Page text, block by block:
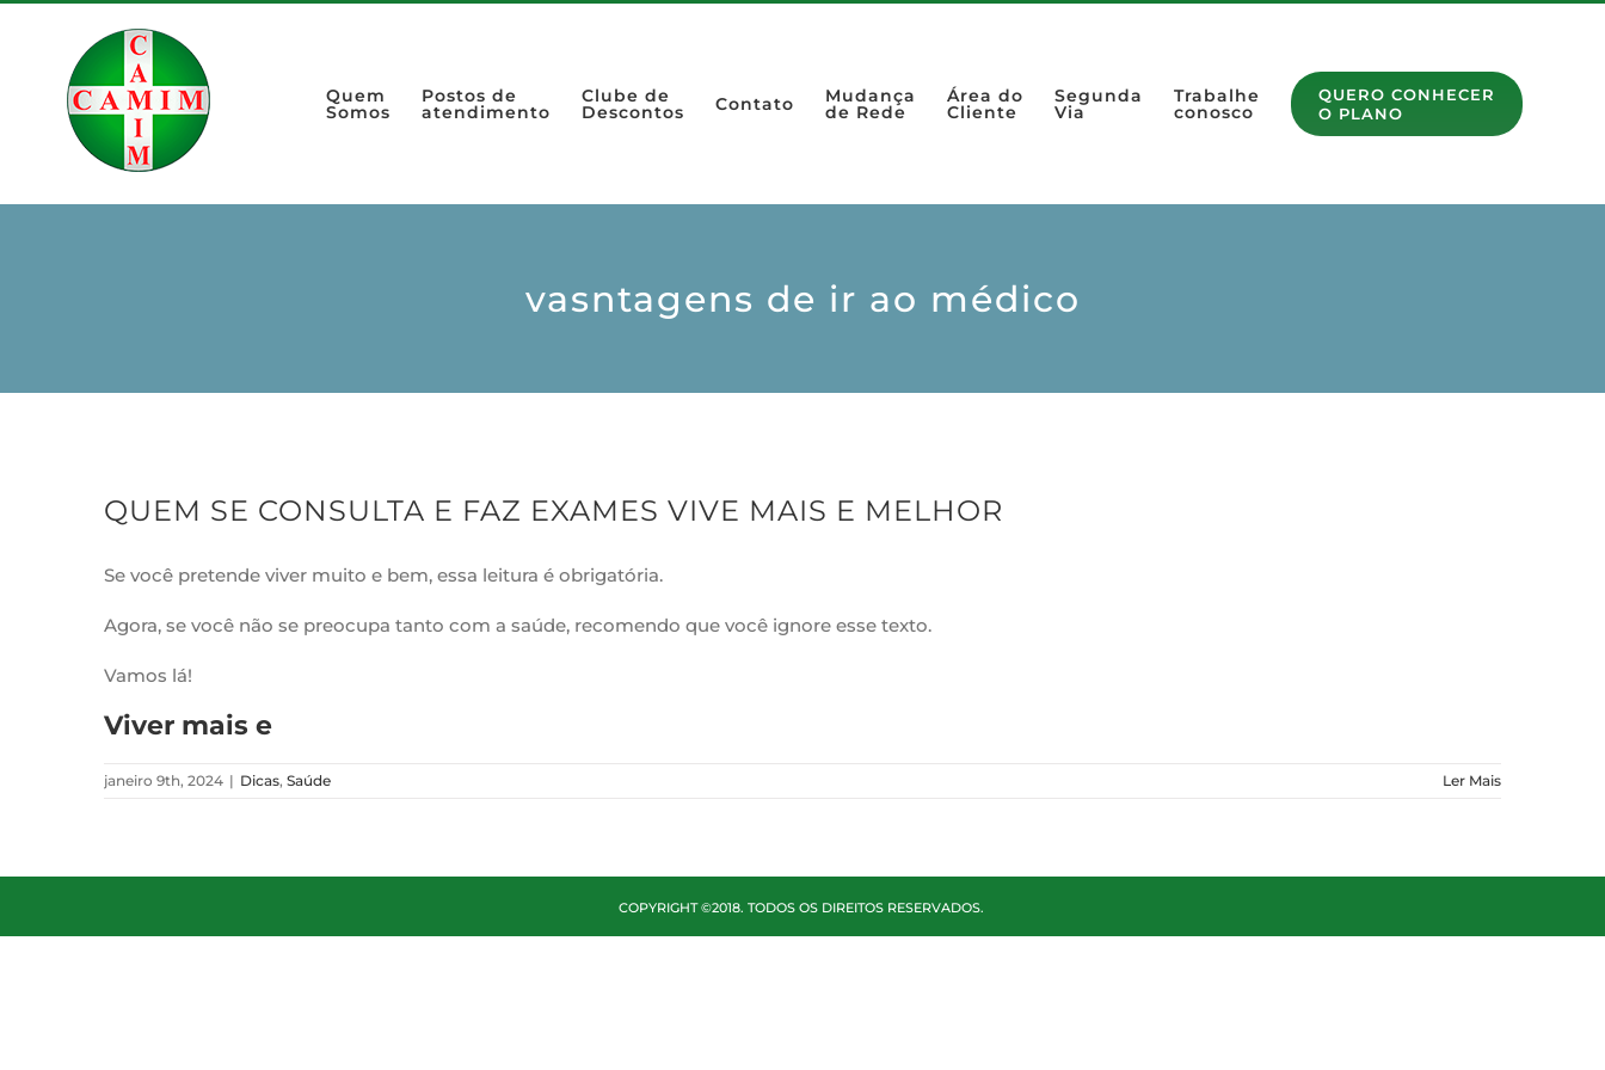
Quem
Somos
Postos de
atendimento
Clube de
Descontos Contato Mudança
de Rede
Área do
Cliente
Segunda
Via
Trabalhe
conosco
QUERO CONHECER
O PLANO
vasntagens de ir ao médico
QUEM SE CONSULTA E FAZ EXAMES VIVE MAIS E MELHOR
Se você pretende viver muito e bem, essa leitura é obrigatória.
Agora, se você não se preocupa tanto com a saúde, recomendo que você ignore esse texto.
Vamos lá!
Viver mais e
janeiro 9th, 2024 | Dicas, Saúde Ler Mais
COPYRIGHT ©2018. TODOS OS DIREITOS RESERVADOS.